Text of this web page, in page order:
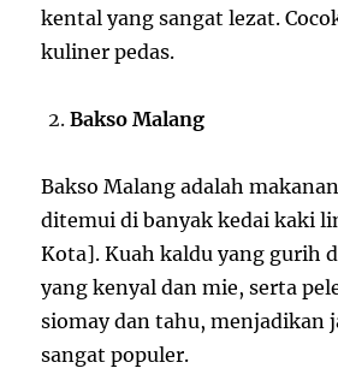
kental yang sangat lezat.
kuliner pedas.
Bakso Malang
Bakso Malang adalah
ditemui di banyak kedai kaki
Kota]. Kuah kaldu yang gurih
yang kenyal dan mie, serta
siomay dan tahu, menjadikan
sangat populer.